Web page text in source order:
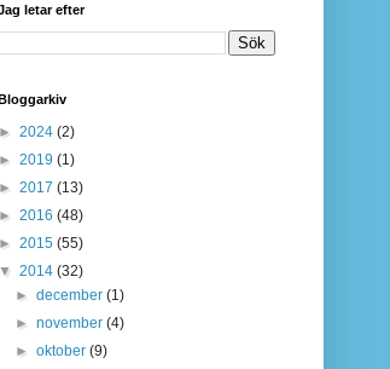
letar efter
► 2024 (2)
► 2019 (1)
► 2017 (13)
► 2016 (48)
► 2015 (55)
▼ 2014 (32)
►december(1)
►november(4)
►oktober(9)